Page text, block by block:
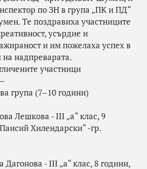
по ЗН в група „ПК и ПД“
Те поздравиха участниците
усърдие и
и им пожелаха успех в
надпреварата.
участници
група (7–10 години)
Лешкова - III „а“ клас, 9
Хилендарски“ -гр.
- III „а“ клас, 8 години,